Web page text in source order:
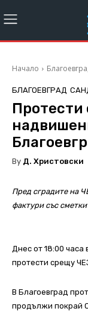
Начало
БЛАГОЕВГРАД
Протести
By Д. Христовски
Пред сградите на
фактури със
Днес от 18:00
протести срещу
В Благоевград
продължи покрай